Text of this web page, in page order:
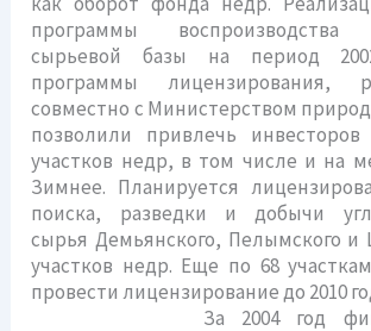
программы воспроизводства
сырьевой базы на период
программы лицензирования,
совместно с Министерством
позволили привлечь
участков недр, в том числе и на
Зимнее. Планируется
поиска, разведки и добычи
сырья Демьянского, Пелымского и
участков недр. Еще по 68
провести лицензирование до 2010
За 2004 год